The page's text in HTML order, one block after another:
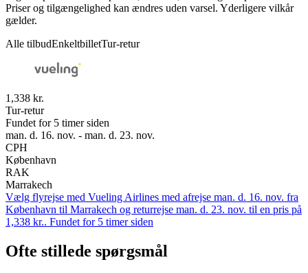
Priser og tilgængelighed kan ændres uden varsel. Yderligere vilkår
gælder.
Alle tilbudEnkeltbilletTur-retur
1,338 kr.
Tur-retur
Fundet for 5 timer siden
man. d. 16. nov. - man. d. 23. nov.
CPH
København
RAK
Marrakech
Vælg flyrejse med Vueling Airlines med afrejse man. d. 16. nov. fra
København til Marrakech og returrejse man. d. 23. nov. til en pris på
1,338 kr.. Fundet for 5 timer siden
Ofte stillede spørgsmål